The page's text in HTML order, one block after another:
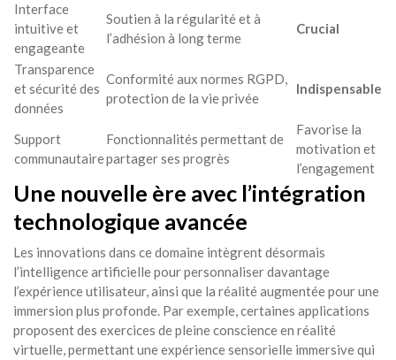
Interface
intuitive et
engageante
Soutien à la régularité et à
l’adhésion à long terme
Crucial
Transparence
et sécurité des
données
Conformité aux normes RGPD,
protection de la vie privée
Indispensable
Support
communautaire
Fonctionnalités permettant de
partager ses progrès
Favorise la
motivation et
l’engagement
Une nouvelle ère avec l’intégration
technologique avancée
Les innovations dans ce domaine intègrent désormais
l’intelligence artificielle pour personnaliser davantage
l’expérience utilisateur, ainsi que la réalité augmentée pour une
immersion plus profonde. Par exemple, certaines applications
proposent des exercices de pleine conscience en réalité
virtuelle, permettant une expérience sensorielle immersive qui